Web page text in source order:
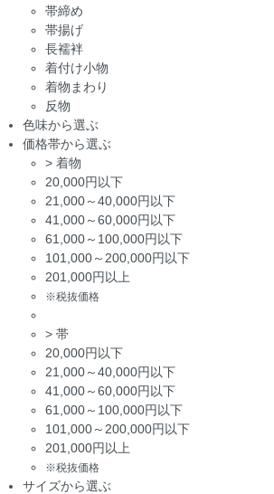
帯締め
帯揚げ
長襦袢
着付け小物
着物まわり
反物
色味から選ぶ
価格帯から選ぶ
> 着物
20,000円以下
21,000～40,000円以下
41,000～60,000円以下
61,000～100,000円以下
101,000～200,000円以下
201,000円以上
※税抜価格
> 帯
20,000円以下
21,000～40,000円以下
41,000～60,000円以下
61,000～100,000円以下
101,000～200,000円以下
201,000円以上
※税抜価格
サイズから選ぶ